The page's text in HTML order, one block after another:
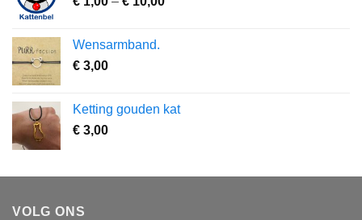
Wensarmband.
€ 3,00
Ketting gouden kat
€ 3,00
VOLG ONS